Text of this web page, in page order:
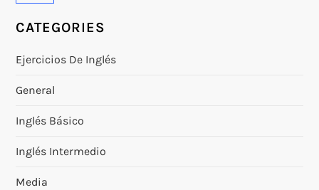
CATEGORIES
Ejercicios De Inglés
General
Inglés Básico
Inglés Intermedio
Media